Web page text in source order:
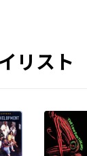
リスト